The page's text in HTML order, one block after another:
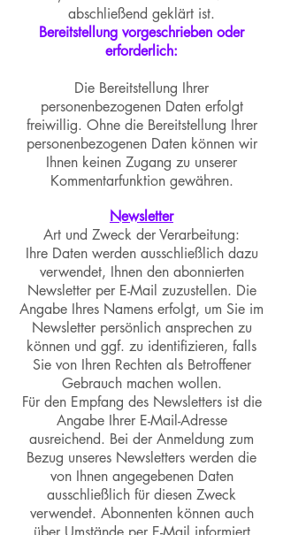
abschließend geklärt ist.
Bereitstellung vorgeschrieben oder
erforderlich:
Die Bereitstellung Ihrer
personenbezogenen Daten erfolgt
freiwillig. Ohne die Bereitstellung Ihrer
personenbezogenen Daten können wir
Ihnen keinen Zugang zu unserer
Kommentarfunktion gewähren.
Newsletter
Art und Zweck der Verarbeitung:
Ihre Daten werden ausschließlich dazu
verwendet, Ihnen den abonnierten
Newsletter per E-Mail zuzustellen. Die
Angabe Ihres Namens erfolgt, um Sie im
Newsletter persönlich ansprechen zu
können und ggf. zu identifizieren, falls
Sie von Ihren Rechten als Betroffener
Gebrauch machen wollen.
Für den Empfang des Newsletters ist die
Angabe Ihrer E-Mail-Adresse
ausreichend. Bei der Anmeldung zum
Bezug unseres Newsletters werden die
von Ihnen angegebenen Daten
ausschließlich für diesen Zweck
verwendet. Abonnenten können auch